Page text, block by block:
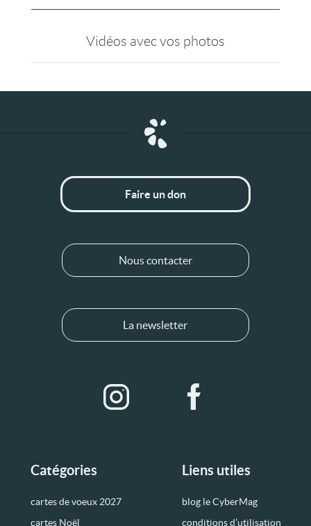
Vidéos avec vos photos
Catégories
cartes de voeux 2027
cartes Noël
Liens utiles
blog le CyberMag
conditions d’utilisation
Faire un don
Nous contacter
La newsletter